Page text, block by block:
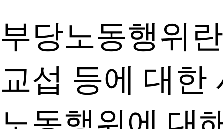
부당노동행위
교섭 등에 대한